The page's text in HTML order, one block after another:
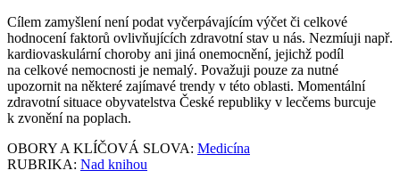
Cílem zamyšlení není podat vyčerpávajícím výčet či celkové
hodnocení faktorů ovlivňujících zdravotní stav u nás. Nezmíuji např.
kardiovaskulární choroby ani jiná onemocnění, jejichž podíl
na celkové nemocnosti je nemalý. Považuji pouze za nutné
upozornit na některé zajímavé trendy v této oblasti. Momentální
zdravotní situace obyvatelstva České republiky v lecčems burcuje
k zvonění na poplach.
OBORY A KLÍČOVÁ SLOVA: Medicína
RUBRIKA: Nad knihou